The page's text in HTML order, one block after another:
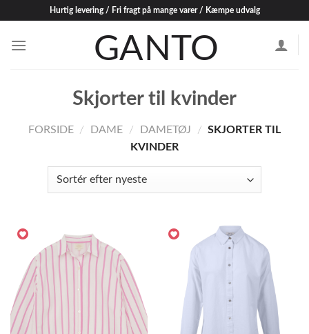
content
Hurtig levering / Fri fragt på mange varer / Kæmpe udvalg
Skjorter til kvinder
FORSIDE / DAME / DAMETØJ / SKJORTER TIL
KVINDER